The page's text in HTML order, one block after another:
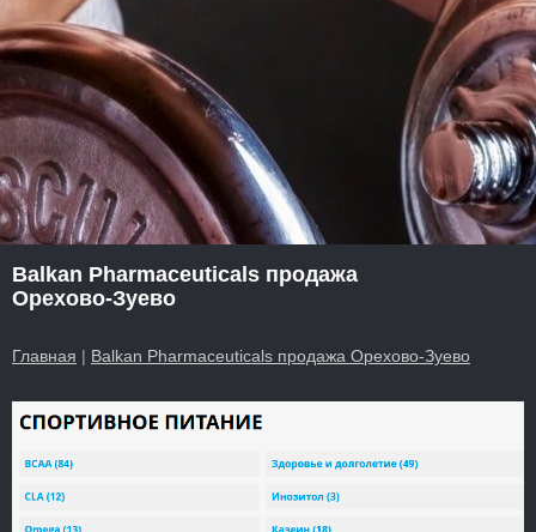
Balkan Pharmaceuticals продажа
Орехово-Зуево
Главная | Balkan Pharmaceuticals продажа Орехово-Зуево